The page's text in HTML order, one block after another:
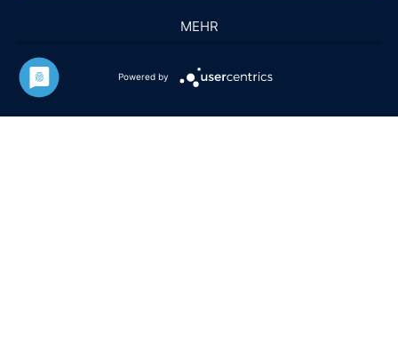
MEHR
Powered by